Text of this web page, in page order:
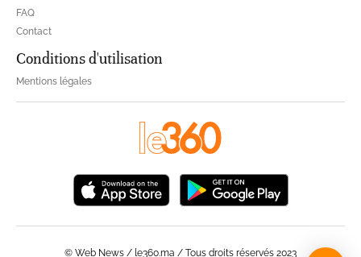
FAQ
Contact
Conditions d'utilisation
Mentions légales
© Web News / le360.ma / Tous droits réservés 2023